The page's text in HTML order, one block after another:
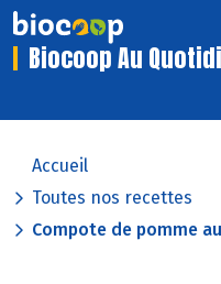
Biocoop Au
Accueil
Toutes nos recettes
Compote de pomme